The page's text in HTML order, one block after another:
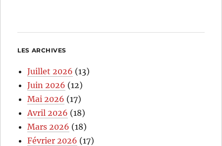
LES ARCHIVES
Juillet 2026 (13)
Juin 2026 (12)
Mai 2026 (17)
Avril 2026 (18)
Mars 2026 (18)
Février 2026 (17)